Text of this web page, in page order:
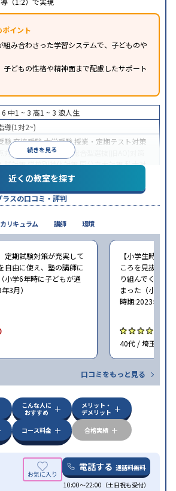
イント
組み合わさった学習システムで、子どものや
子どもの性格や精神面まで配慮したサポート
続きを見る
6 中1 ~ 3 高1 ~ 3 浪人生
導(1対2~)
験高校受験大学受験 授業・定期テスト対策
対策
学習習慣の定着
総合型選抜(旧AO)対策
試対策学校別特化対策国公立大対策私大対
通テスト対策英検(英語検定)対策
その他
特化対策
習にPC・タブレットを利用1科目から受講可
講習のみの受講可自習室あり
近くの教室を探す
スの口コミ・評判
定期試験対策が充実して
自由に使え、塾の講師に
小学6年時に子どもが通
3月）
【小学生時の通
ころを見抜いて
り組んでくれた
まった（小学5
時期:2023年3月
40代 / 埼玉県 女
口コミをもっと見る
カリキュラム 講師 環境
こんな人に
おすすめ
メリット・
デメリット
コース料金 合格実績
電話する 通話料無料
10:00～22:00（土日祝も受付）